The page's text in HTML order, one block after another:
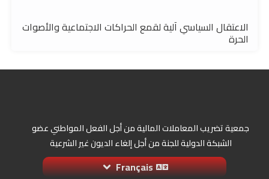
الاعتقال السياسي آلية لقمع الحراكات الاجتماعية والأصوات
الحرة
جمعية تضريب المعاملات المالية من أجل الفعل المواطني عضو
الشبكة الدولية للجنة من أجل إلغاء الديون غير الشرعية
Français